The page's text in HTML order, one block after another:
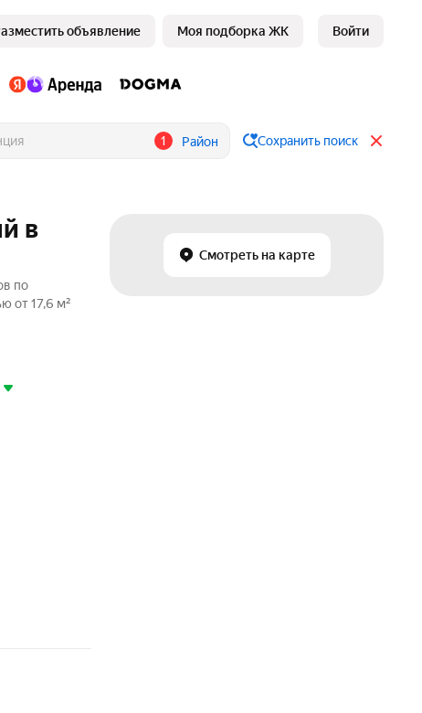
объявление Моя подборка ЖК Войти
1 Район Сохранить поиск
Смотреть на карте
в
по
от 17,6 м²